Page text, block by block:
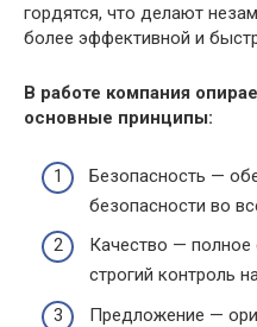
гордятся, что делают
более эффективной и
В работе компания
основные принципы:
Безопасность —
безопасности во
Качество — полное
строгий контроль
Предложение —